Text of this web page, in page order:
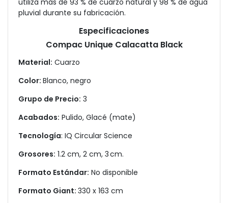
pluvial durante su fabricación.
Especificaciones
Compac Unique Calacatta Black
Material: Cuarzo
Color: Blanco, negro
Grupo de Precio: 3
Acabados: Pulido, Glacé (mate)
Tecnología: IQ Circular Science
Grosores: 1.2 cm, 2 cm, 3 cm.
Formato Estándar: No disponible
Formato Giant: 330 x 163 cm